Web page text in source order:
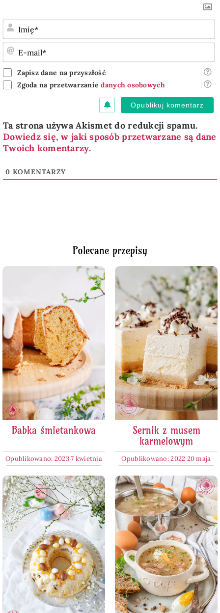
Zapisz dane na przyszłość
Zgoda na przetwarzaniedanych osobowych
Ta strona używa Akismet do redukcji spamu.
Dowiedz się, w jaki sposób przetwarzane są dane
Twoich komentarzy.
0 KOMENTARZY
Polecane przepisy
Babka śmietankowa
Opublikowano: 2023 7 kwietnia
Sernik z musem
karmelowym
Opublikowano: 2022 20 maja